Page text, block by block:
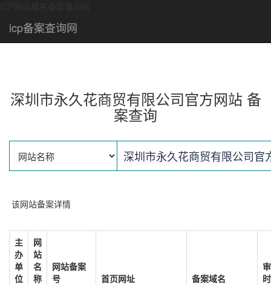
icp备案查询网
深圳市永久花商贸有限公司官方网站 备
案查询
该网站备案详情
主
办
单
位
网
站
名
称
网站备案
号
首页网址 备案域名